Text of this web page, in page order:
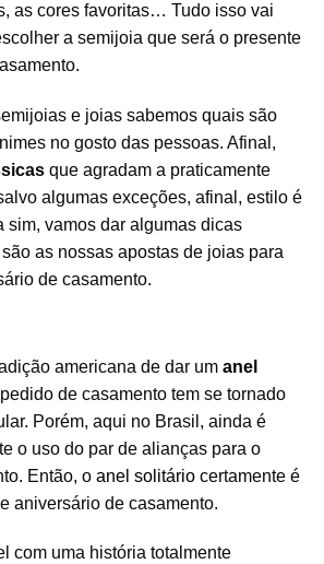
as cores favoritas… Tudo isso vai
a semijoia que será o presente
e joias sabemos quais são
no gosto das pessoas. Afinal,
que agradam a praticamente
algumas exceções, afinal, estilo é
sim, vamos dar algumas dicas
as nossas apostas de joias para
de casamento.
americana de dar um anel
de casamento tem se tornado
Porém, aqui no Brasil, ainda é
o uso do par de alianças para o
Então, o anel solitário certamente é
aniversário de casamento.
com uma história totalmente